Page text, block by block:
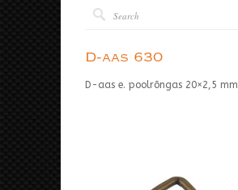
D-aas 630
D-aas e. poolrõngas 20×2,5 mm